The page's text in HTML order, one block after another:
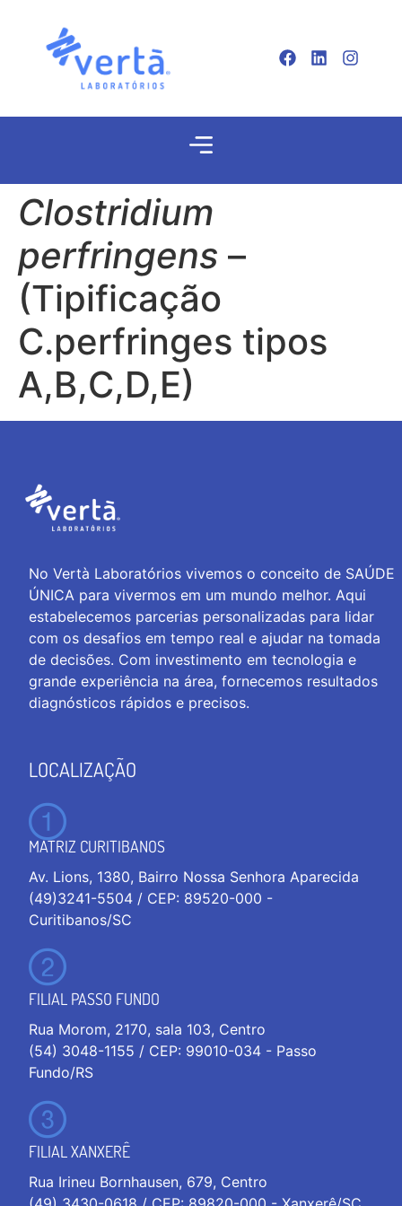
Clostridium
perfringens –
(Tipificação
C.perfringes tipos
A,B,C,D,E)
No Vertà Laboratórios vivemos o conceito de SAÚDE
ÚNICA para vivermos em um mundo melhor. Aqui
estabelecemos parcerias personalizadas para lidar
com os desafios em tempo real e ajudar na tomada
de decisões. Com investimento em tecnologia e
grande experiência na área, fornecemos resultados
diagnósticos rápidos e precisos.
LOCALIZAÇÃO
MATRIZ CURITIBANOS
Av. Lions, 1380, Bairro Nossa Senhora Aparecida
(49)3241-5504 / CEP: 89520-000 -
Curitibanos/SC
FILIAL PASSO FUNDO
Rua Morom, 2170, sala 103, Centro
(54) 3048-1155 / CEP: 99010-034 - Passo
Fundo/RS
FILIAL XANXERÊ
Rua Irineu Bornhausen, 679, Centro